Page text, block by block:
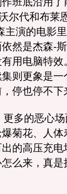
尔代和布莱
主演的电影
然是杰森-
用电脑特效
则更象是一
停也停不下
多的恶心场
菊花、人体
的高压充电
么来，真是